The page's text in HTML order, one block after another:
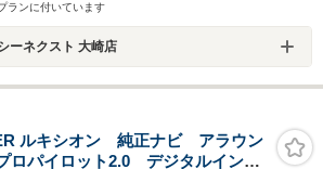
ランに付いています
ーネクスト 大崎店
ルキシオン 純正ナビ アラウン
ロパイロット2.0 デジタルインナ